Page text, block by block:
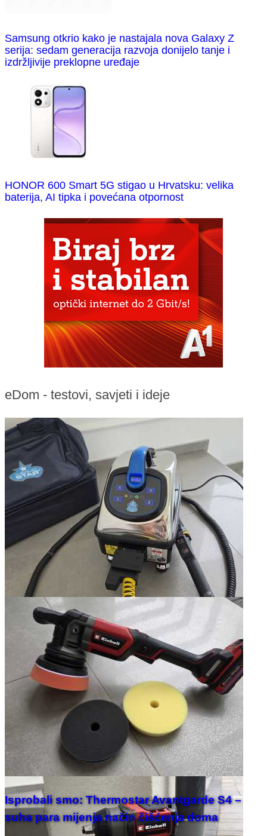
Samsung otkrio kako je nastajala nova Galaxy Z
serija: sedam generacija razvoja donijelo tanje i
izdržljivije preklopne uređaje
HONOR 600 Smart 5G stigao u Hrvatsku: velika
baterija, AI tipka i povećana otpornost
eDom - testovi, savjeti i ideje
Isprobali smo: Thermostar Avantgarde S4 –
suha para mijenja način čišćenja doma